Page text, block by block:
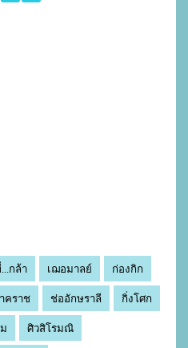
กล้า เฌอมาลย์ ก่องกิก
คราช ช่ออักษราลี กิ่งโศก
ศิวสิโรมณิ